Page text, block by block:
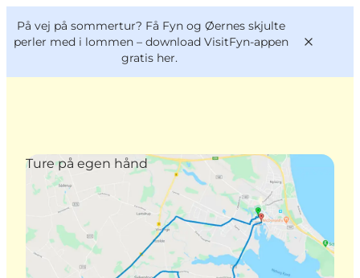
På vej på sommertur? Få Fyn og Øernes skjulte
perler med i lommen – download VisitFyn-appen
gratis her.
Oplevelser
Outdoor
Mad og drikke
Overnatning
Book lokale oplevelser
VisitFyn
Deutsch
Ture på egen hånd